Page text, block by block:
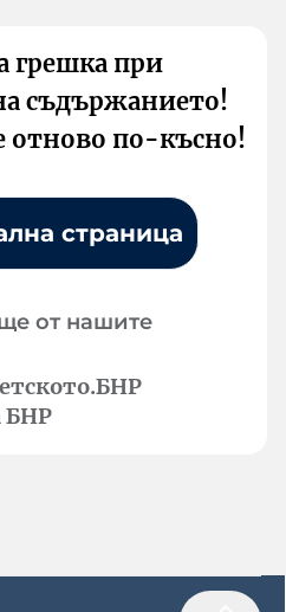
грешка при
съдържанието!
отново по-късно!
страница
от нашите
БНР